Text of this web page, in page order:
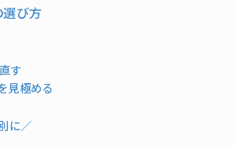
び方
す
見極める
に／